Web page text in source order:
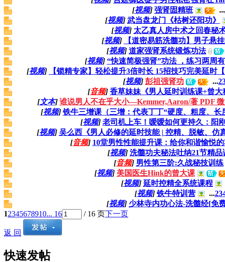
[视频] 强肾固精班 ...
[视频] 武当盘龙门《枯树还阳功》
[视频] 太乙真人房中术之回春秘
[视频] 【道密易筋洗髓功】男子悬
[视频] 道家强肾系统锻炼功法
[视频] “快速简极‬强肾”功法 ，练习‬两周
[视频] 【锁精专家】轻松提升3倍时长 15招技巧完美延时【
[视频] 彭祖强肾功 ...2
[音频] 香草妹妹《男人延时训练课+曾大
[文本] 谁说男人不在乎大小—Kemmer,Aaron/著 PDF
[视频] 铁牛三增课（三增：代表丁丁“硬度、粗度、长
[视频] 老司机上车！嗳嗳如何更持久：阳
[视频] 吴么西《男人必修的延时技能 | 控精、脱敏、仿
[音频] 10堂男性性能提升课：给你和谐愉悦
[视频] 洗髓功夫秘法吐纳21节精品
[音频] 男性第三阶:久战秘技训练
[视频] 美国医生Hink的曾大课
[视频] 延时控精全系统课程
[视频] 铁牛特训营 ...23
[视频] 少林寺内功心法-洗髓经[免
12345678910... 16 / 16 页下一页
返 回
快速发帖